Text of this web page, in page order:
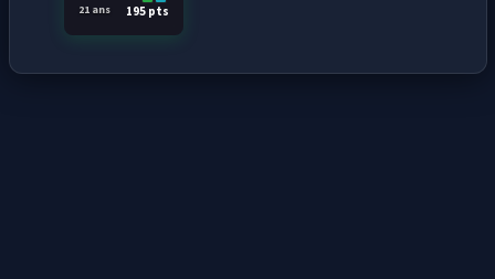
195 pts
21 ans